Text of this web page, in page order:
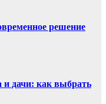
решение
и дачи: как выбрать